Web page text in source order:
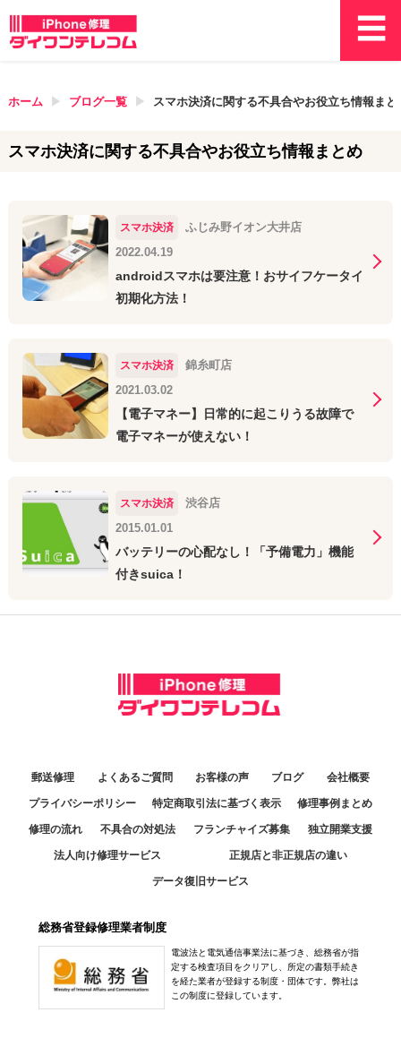
ホーム ブログ一覧 スマホ決済に関する不具合やお役立ち情報まと
スマホ決済に関する不具合やお役立ち情報まとめ
スマホ決済
ふじみ野イオン大井店
2022.04.19
androidスマホは要注意！おサイフケータイ
初期化方法！
スマホ決済
錦糸町店
2021.03.02
【電子マネー】日常的に起こりうる故障で
電子マネーが使えない！
スマホ決済
渋谷店
2015.01.01
バッテリーの心配なし！「予備電力」機能
付きsuica！
郵送修理 よくあるご質問 お客様の声 ブログ 会社概要
プライバシーポリシー 特定商取引法に基づく表示 修理事例まとめ
修理の流れ 不具合の対処法 フランチャイズ募集 独立開業支援
法人向け修理サービス 正規店と非正規店の違い
データ復旧サービス
総務省登録修理業者制度
電波法と電気通信事業法に基づき、総務省が指
定する検査項目をクリアし、所定の書類手続き
を経た業者が登録する制度・団体です。弊社は
この制度に登録しています。